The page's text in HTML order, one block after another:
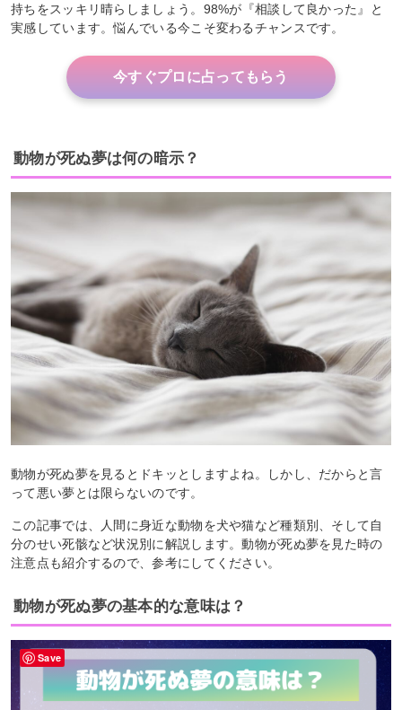
持ちをスッキリ晴らしましょう。98%が『相談して良かった』と
実感しています。悩んでいる今こそ変わるチャンスです。
今すぐプロに占ってもらう
動物が死ぬ夢は何の暗示？
動物が死ぬ夢を見るとドキッとしますよね。しかし、だからと言
って悪い夢とは限らないのです。
この記事では、人間に身近な動物を犬や猫など種類別、そして自
分のせい死骸など状況別に解説します。動物が死ぬ夢を見た時の
注意点も紹介するので、参考にしてください。
動物が死ぬ夢の基本的な意味は？
Save